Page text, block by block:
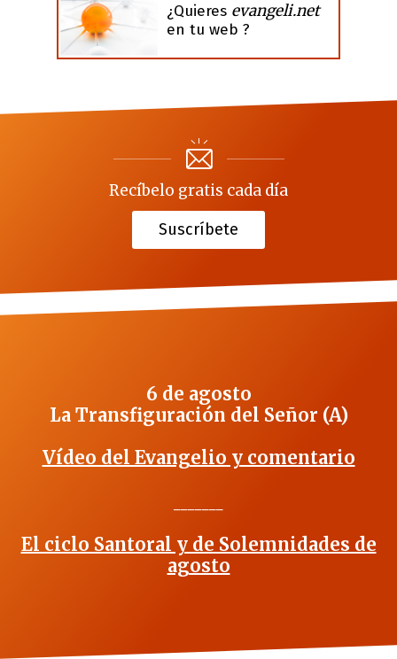
¿Quieres evangeli.net
en tu web ?
Recíbelo gratis cada día
Suscríbete
6 de agosto
La Transfiguración del Señor (A)
Vídeo del Evangelio y comentario
El ciclo Santoral y de Solemnidades de
agosto